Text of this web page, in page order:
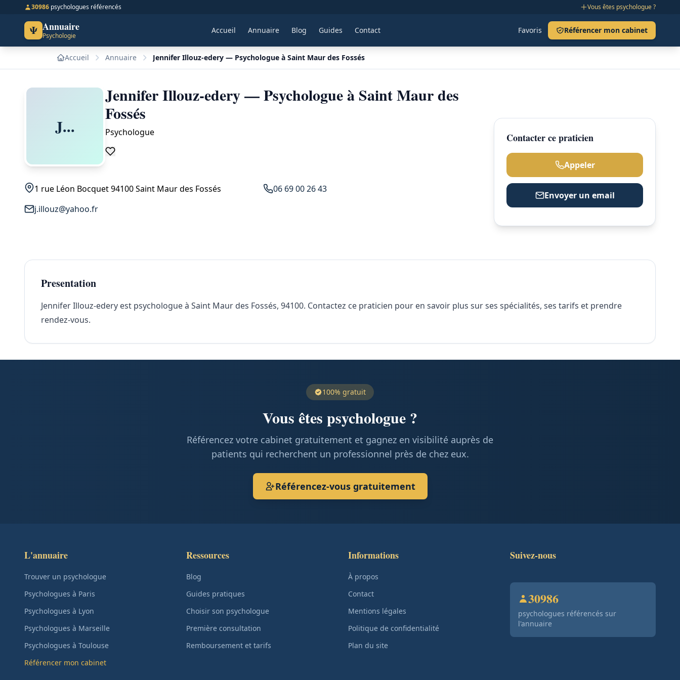
30986 psychologues référencés Vous êtes psychologue ?
Ψ Annuaire
Psychologie
Accueil Annuaire Blog Guides Contact Favoris Référencer mon cabinet
Accueil Annuaire Jennifer Illouz-edery — Psychologue à Saint Maur des Fossés
J...
Jennifer Illouz-edery — Psychologue à Saint Maur des
Fossés
Psychologue
1 rue Léon Bocquet 94100 Saint Maur des Fossés
06 69 00 26 43
j.illouz@yahoo.fr
Contacter ce praticien
Appeler
Envoyer un email
Presentation
Jennifer Illouz-edery est psychologue à Saint Maur des Fossés, 94100. Contactez ce praticien pour en savoir plus sur ses spécialités, ses tarifs et prendre
rendez-vous.
100% gratuit
Vous êtes psychologue ?
Référencez votre cabinet gratuitement et gagnez en visibilité auprès de
patients qui recherchent un professionnel près de chez eux.
Référencez-vous gratuitement
L'annuaire
Trouver un psychologue
Psychologues à Paris
Psychologues à Lyon
Psychologues à Marseille
Psychologues à Toulouse
Référencer mon cabinet
Ressources
Blog
Guides pratiques
Choisir son psychologue
Première consultation
Remboursement et tarifs
Informations
À propos
Contact
Mentions légales
Politique de confidentialité
Plan du site
Suivez-nous
30986
psychologues référencés sur
l'annuaire